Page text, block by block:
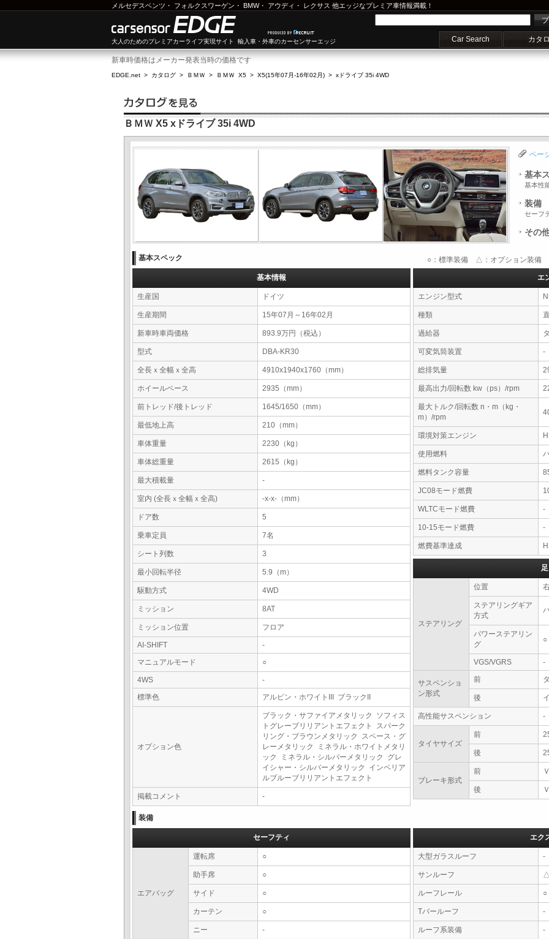
メルセデスベンツ ・ フォルクスワーゲン ・ BMW・ アウディ ・ レクサス 他エッジなプレミア車情報満載！
大人のためのプレミアカーライフ実現サイト 輸入車・外車のカーセンサーエッジ Car Search カタ
新車時価格はメーカー発表当時の価格です
EDGE.net > カタログ > ＢＭＷ > ＢＭＷ X5 > X5(15年07月-16年02月) > xドライブ 35i 4WD
ＢＭＷ X5 xドライブ 35i 4WD
ペー
基本
基本性
装備
セーフ
その
基本スペック ○：標準装備 △：オプション装備 -
基本情報
生産国 ドイツ
生産期間 15年07月～16年02月
新車時車両価格 893.9万円（税込）
型式 DBA-KR30
全長ｘ全幅ｘ全高 4910x1940x1760（mm）
ホイールベース 2935（mm）
前トレッド/後トレッド 1645/1650（mm）
最低地上高 210（mm）
車体重量 2230（kg）
車体総重量 2615（kg）
最大積載量 -
室内 (全長ｘ全幅ｘ全高) -x-x-（mm）
ドア数 5
乗車定員 7名
シート列数 3
最小回転半径 5.9（m）
駆動方式 4WD
ミッション 8AT
ミッション位置 フロア
AI-SHIFT
-
マニュアルモード
○
4WS
-
標準色
アルピン・ホワイトIII ブラックII
オプション色
ブラック・サファイアメタリック ソフィス
トグレーブリリアントエフェクト スパーク
リング・ブラウンメタリック スペース・グ
レーメタリック ミネラル・ホワイトメタリ
ック ミネラル・シルバーメタリック グレ
イシャー・シルバーメタリック インペリア
ルブルーブリリアントエフェクト
掲載コメント -
エ
エンジン型式
種類
過給器
可変気筒装置 -
総排気量
最高出力/回転数 kw（ps）/rpm
最大トルク/回転数 n・m（kg・
m）/rpm
環境対策エンジン
使用燃料
燃料タンク容量
JC08モード燃費
WLTCモード燃費 -
10-15モード燃費 -
燃費基準達成
ステアリング
位置
ステアリングギア
方式
パワーステアリン
グ
○
VGS/VGRS -
サスペンショ
ン形式
前
後
高性能サスペンション -
タイヤサイズ
前
後
ブレーキ形式
前
後
装備
セーフティ
エアバッグ
運転席 ○
助手席 ○
サイド ○
カーテン ○
ニー -
エク
大型ガラスルーフ -
サンルーフ
ルーフレール ○
Tバールーフ -
ルーフ系装備 -